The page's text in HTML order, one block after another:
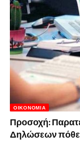
ΟΙΚΟΝΟΜΊΑ
Προσοχή:
Δηλώσεων